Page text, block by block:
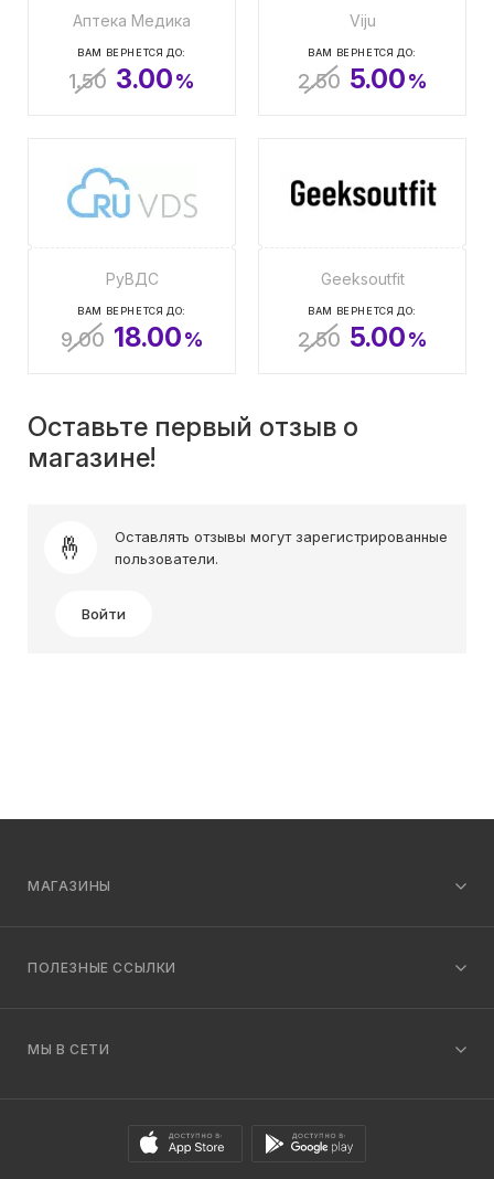
Аптека Медика
ВАМ ВЕРНЕТСЯ ДО:
1.50 3.00%
Viju
ВАМ ВЕРНЕТСЯ ДО:
2.50 5.00%
РуВДС
ВАМ ВЕРНЕТСЯ ДО:
9.00 18.00%
Geeksoutfit
ВАМ ВЕРНЕТСЯ ДО:
2.50 5.00%
Оставьте первый отзыв о
магазине!
Оставлять отзывы могут зарегистрированные
пользователи.
Войти
МАГАЗИНЫ
ПОЛЕЗНЫЕ ССЫЛКИ
МЫ В СЕТИ